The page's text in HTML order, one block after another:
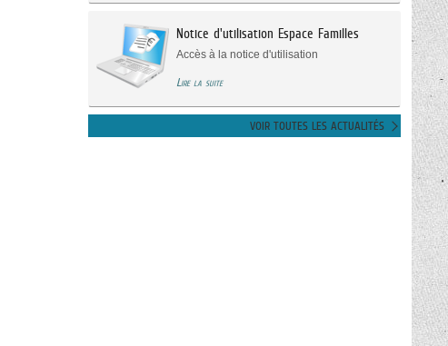
Notice d'utilisation Espace Familles
Accès à la notice d'utilisation
Lire la suite
VOIR TOUTES LES ACTUALITÉS